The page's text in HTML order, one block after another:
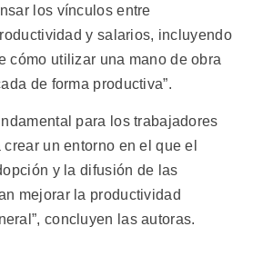
los vínculos entre
y salarios, incluyendo
cómo utilizar una mano de obra
de forma productiva”.
para los trabajadores
un entorno en el que el
y la difusión de las
mejorar la productividad
concluyen las autoras.